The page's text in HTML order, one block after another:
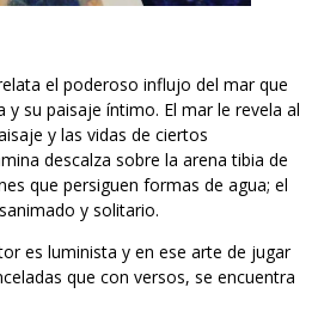
el poderoso influjo del mar que
su paisaje íntimo. El mar le revela al
y las vidas de ciertos
descalza sobre la arena tibia de
que persiguen formas de agua; el
y solitario.
es luminista y en ese arte de jugar
que con versos, se encuentra